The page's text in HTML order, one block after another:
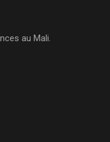
au Mali.